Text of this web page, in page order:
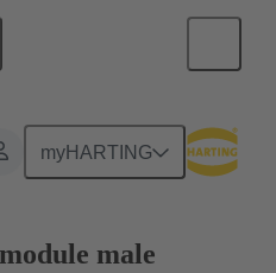
myHARTING
à carte fille
male